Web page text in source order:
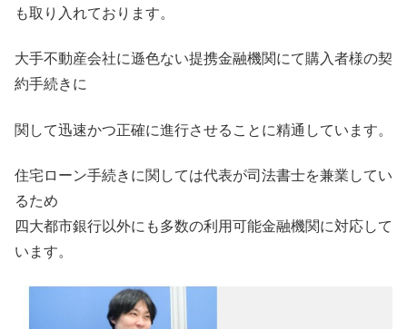
も取り入れております。
大手不動産会社に遜色ない提携金融機関にて購入者様の契
約手続きに
関して迅速かつ正確に進行させることに精通しています。
住宅ローン手続きに関しては代表が司法書士を兼業してい
るため
四大都市銀行以外にも多数の利用可能金融機関に対応して
います。